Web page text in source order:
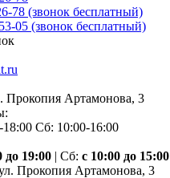
78 (звонок бесплатный)
05 (звонок бесплатный)
Прокопия Артамонова, 3
Сб: 10:00-16:00
до 19:00 | Сб: с 10:00 до 15:00
Прокопия Артамонова, 3